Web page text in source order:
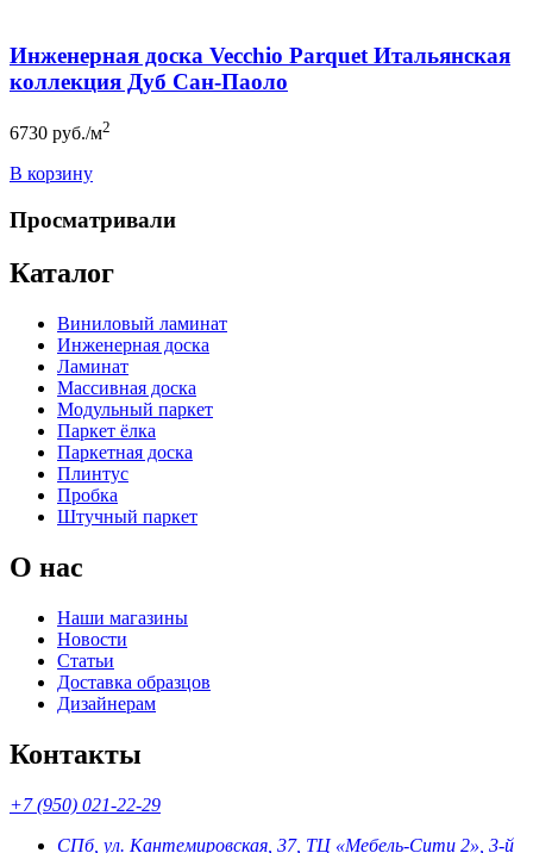
Инженерная доска Vecchio Parquet Итальянская
коллекция Дуб Сан-Паоло
6730 руб./м2
В корзину
Просматривали
Каталог
Виниловый ламинат
Инженерная доска
Ламинат
Массивная доска
Модульный паркет
Паркет ёлка
Паркетная доска
Плинтус
Пробка
Штучный паркет
О нас
Наши магазины
Новости
Статьи
Доставка образцов
Дизайнерам
Контакты
+7 (950) 021-22-29
СПб, ул. Кантемировская, 37, ТЦ «Мебель-Сити 2», 3-й